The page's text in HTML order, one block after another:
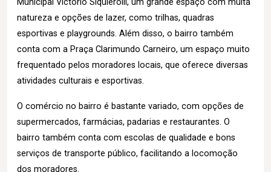
Municipal Victorio Siquierolli, um grande espaço com muita
natureza e opções de lazer, como trilhas, quadras
esportivas e playgrounds. Além disso, o bairro também
conta com a Praça Clarimundo Carneiro, um espaço muito
frequentado pelos moradores locais, que oferece diversas
atividades culturais e esportivas.
O comércio no bairro é bastante variado, com opções de
supermercados, farmácias, padarias e restaurantes. O
bairro também conta com escolas de qualidade e bons
serviços de transporte público, facilitando a locomoção
dos moradores.